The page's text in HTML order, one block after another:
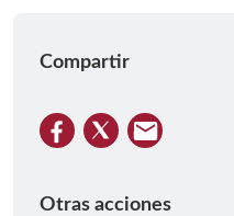
Compartir
Otras acciones